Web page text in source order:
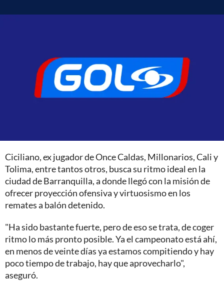
Ciciliano, ex jugador de Once Caldas, Millonarios, Cali y
Tolima, entre tantos otros, busca su ritmo ideal en la
ciudad de Barranquilla, a donde llegó con la misión de
ofrecer proyección ofensiva y virtuosismo en los
remates a balón detenido.
"Ha sido bastante fuerte, pero de eso se trata, de coger
ritmo lo más pronto posible. Ya el campeonato está ahí,
en menos de veinte días ya estamos compitiendo y hay
poco tiempo de trabajo, hay que aprovecharlo",
aseguró.